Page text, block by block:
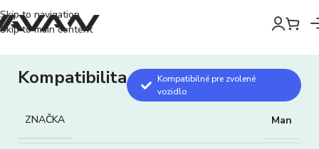
Skip to navigation
Skip to main content
Kompatibilita
Kompatibilné pre zvolené
vozidlo
ZNAČKA Man